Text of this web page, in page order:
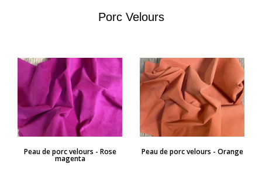
Porc Velours
APERÇU RAPIDE
Peau de porc velours - Rose
magenta
APERÇU RAPIDE
Peau de porc velours - Orange